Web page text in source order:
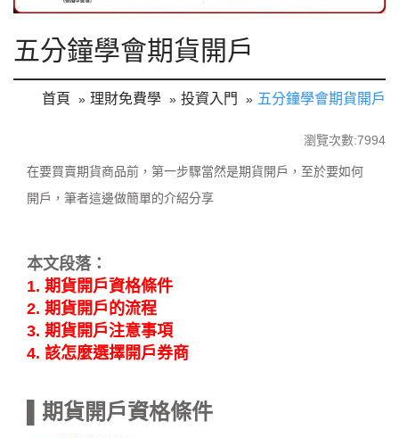
五分鐘學會期貨開戶
首頁 理財免費學 投資入門 五分鐘學會期貨開戶
瀏覽次數:7994
在要買賣期貨商品前，第一步驟當然是期貨開戶，至於要如何
開戶，筆者這邊做簡單的介紹分享
本文段落：
1. 期貨開戶資格條件
2. 期貨開戶的流程
3. 期貨開戶注意事項
4. 該怎麼選擇開戶券商
▌期貨開戶資格條件